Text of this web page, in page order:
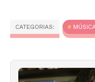
CATEGORIAS: